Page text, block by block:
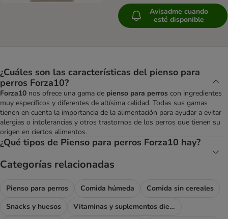
Avisadme cuando
esté disponible
¿Cuáles son las características del pienso para
perros Forza10?
Forza10 nos ofrece una gama de pienso para perros con ingredientes
muy específicos y diferentes de altísima calidad. Todas sus gamas
tienen en cuenta la importancia de la alimentación para ayudar a evitar
alergias o intolerancias y otros trastornos de los perros que tienen su
origen en ciertos alimentos.
¿Qué tipos de Pienso para perros Forza10 hay?
Categorías relacionadas
Pienso para perros Comida húmeda
Comida sin cereales
Snacks y huesos
Vitaminas y suplementos dietéticos